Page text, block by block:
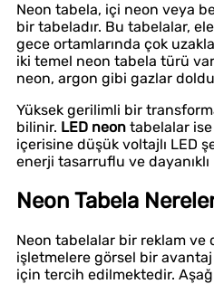
Neon tabela, içi neon veya
bir tabeladır. Bu tabelalar,
gece ortamlarında çok
iki temel neon tabela türü
neon, argon gibi gazlar
Yüksek gerilimli bir
bilinir. LED neon tabelalar
içerisine düşük voltajlı LED
enerji tasarruflu ve dayanıklı
Neon Tabela
Neon tabelalar bir reklam ve
işletmelere görsel bir avantaj
için tercih edilmektedir.